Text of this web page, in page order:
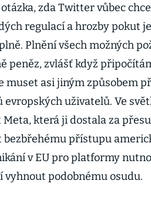
zda Twitter vůbec
regulací a hrozby pokut
Plnění všech možných
peněz, zvlášť když
muset asi jiným způsobem
evropských uživatelů. Ve
která ji dostala za
bezbřehému přístupu
v EU pro platformy
vyhnout podobnému osudu.